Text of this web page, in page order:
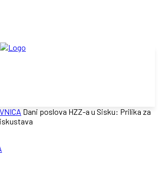
Dani poslova HZZ-a u Sisku: Prilika za